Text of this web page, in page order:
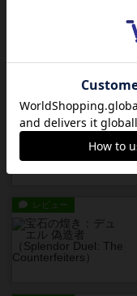
レビュー
レビュー